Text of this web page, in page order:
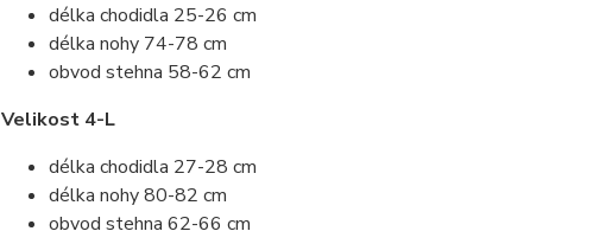
délka chodidla 25-26 cm
délka nohy 74-78 cm
obvod stehna 58-62 cm
Velikost 4-L
délka chodidla 27-28 cm
délka nohy 80-82 cm
obvod stehna 62-66 cm